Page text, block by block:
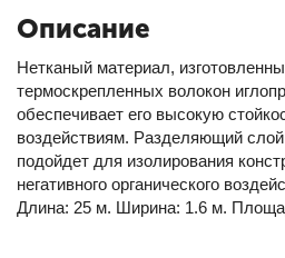
Описание
Нетканый материал,
термоскрепленных волокон
обеспечивает его высокую
воздействиям. Разделяющий слой
подойдет для изолирования
негативного органического
Длина: 25 м. Ширина: 1.6 м.